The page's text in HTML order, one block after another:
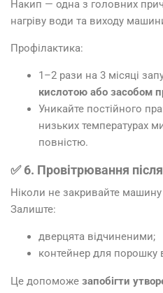
Накип — одна з головних
нагріву води та виходу
Профілактика:
1–2 рази на 3 місяці
кислотою або засобом
Уникайте постійного
низьких температурах
повністю.
✅ 6. Провітрювання
Ніколи не закривайте машину
Залиште:
дверцята відчиненими;
контейнер для порошку
Це допоможе запобігти